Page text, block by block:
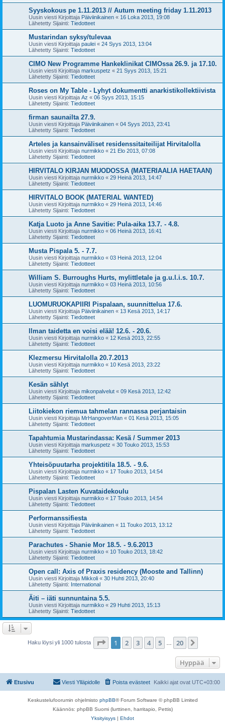
Syyskokous pe 1.11.2013 // Autum meeting friday 1.11.2013
Uusin viesti Kirjoittaja Päiviinikainen « 16 Loka 2013, 19:08
Lähetetty Sijainti: Tiedotteet
Mustarindan syksy/tulevaa
Uusin viesti Kirjoittaja paulei « 24 Syys 2013, 13:04
Lähetetty Sijainti: Tiedotteet
CIMO New Programme Hankeklinikat CIMOssa 26.9. ja 17.10.
Uusin viesti Kirjoittaja markuspetz « 21 Syys 2013, 15:21
Lähetetty Sijainti: Tiedotteet
Roses on My Table - Lyhyt dokumentti anarkistikollektiivista
Uusin viesti Kirjoittaja Az « 06 Syys 2013, 15:15
Lähetetty Sijainti: Tiedotteet
firman saunailta 27.9.
Uusin viesti Kirjoittaja Päiviinikainen « 04 Syys 2013, 23:41
Lähetetty Sijainti: Tiedotteet
Arteles ja kansainväliset residenssitaiteilijat Hirvitalolla
Uusin viesti Kirjoittaja nurmikko « 21 Elo 2013, 07:08
Lähetetty Sijainti: Tiedotteet
HIRVITALO KIRJAN MUODOSSA (MATERIAALIA HAETAAN)
Uusin viesti Kirjoittaja nurmikko « 29 Heinä 2013, 14:47
Lähetetty Sijainti: Tiedotteet
HIRVITALO BOOK (MATERIAL WANTED)
Uusin viesti Kirjoittaja nurmikko « 29 Heinä 2013, 14:46
Lähetetty Sijainti: Tiedotteet
Katja Luoto ja Anne Savitie: Pula-aika 13.7. - 4.8.
Uusin viesti Kirjoittaja nurmikko « 06 Heinä 2013, 16:41
Lähetetty Sijainti: Tiedotteet
Musta Pispala 5. - 7.7.
Uusin viesti Kirjoittaja nurmikko « 03 Heinä 2013, 12:04
Lähetetty Sijainti: Tiedotteet
William S. Burroughs Hurts, mylittletale ja g.u.l.i.s. 10.7.
Uusin viesti Kirjoittaja nurmikko « 03 Heinä 2013, 10:56
Lähetetty Sijainti: Tiedotteet
LUOMURUOKAPIIRI Pispalaan, suunnittelua 17.6.
Uusin viesti Kirjoittaja Päiviinikainen « 13 Kesä 2013, 14:17
Lähetetty Sijainti: Tiedotteet
Ilman taidetta en voisi elää! 12.6. - 20.6.
Uusin viesti Kirjoittaja nurmikko « 12 Kesä 2013, 22:55
Lähetetty Sijainti: Tiedotteet
Klezmersu Hirvitalolla 20.7.2013
Uusin viesti Kirjoittaja nurmikko « 10 Kesä 2013, 23:22
Lähetetty Sijainti: Tiedotteet
Kesän sählyt
Uusin viesti Kirjoittaja mikonpalvelut « 09 Kesä 2013, 12:42
Lähetetty Sijainti: Tiedotteet
Liitokiekon riemua tahmelan rannassa perjantaisin
Uusin viesti Kirjoittaja MrHangoverMan « 01 Kesä 2013, 15:05
Lähetetty Sijainti: Tiedotteet
Tapahtumia Mustarindassa: Kesä / Summer 2013
Uusin viesti Kirjoittaja markuspetz « 30 Touko 2013, 15:53
Lähetetty Sijainti: Tiedotteet
Yhteisöpuutarha projektitila 18.5. - 9.6.
Uusin viesti Kirjoittaja nurmikko « 17 Touko 2013, 14:54
Lähetetty Sijainti: Tiedotteet
Pispalan Lasten Kuvataidekoulu
Uusin viesti Kirjoittaja nurmikko « 17 Touko 2013, 14:54
Lähetetty Sijainti: Tiedotteet
Performanssifiesta
Uusin viesti Kirjoittaja Päiviinikainen « 11 Touko 2013, 13:12
Lähetetty Sijainti: Tiedotteet
Parachutes - Shanie Mor 18.5. - 9.6.2013
Uusin viesti Kirjoittaja nurmikko « 10 Touko 2013, 18:42
Lähetetty Sijainti: Tiedotteet
Open call: Axis of Praxis residency (Mooste and Tallinn)
Uusin viesti Kirjoittaja Mikkoli « 30 Huhti 2013, 20:40
Lähetetty Sijainti: International
Äiti – iäti sunnuntaina 5.5.
Uusin viesti Kirjoittaja nurmikko « 29 Huhti 2013, 15:13
Lähetetty Sijainti: Tiedotteet
Haku löysi yli 1000 tulosta Sivu /20
1 2 3 4 5 20
Hyppää
Etusivu Kaikki ajat ovat UTC+03:00
Poista evästeet
Viesti Ylläpidolle
Keskustelufoorumin ohjelmisto phpBB® Forum Software © phpBB Limited
Käännös: phpBB Suomi (lurttinen, harritapio, Pettis)
Yksityisyys | Ehdot